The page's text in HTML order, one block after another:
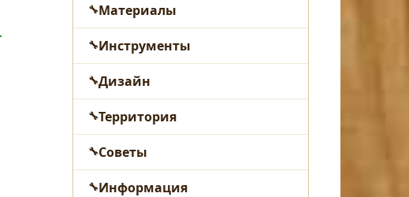
Материалы
Инструменты
Дизайн
Территория
Советы
Информация